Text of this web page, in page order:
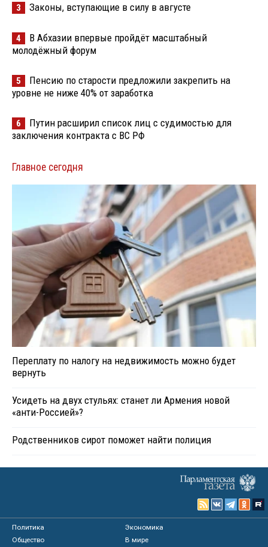
3 Законы, вступающие в силу в августе
4
В Абхазии впервые пройдёт масштабный
молодёжный форум
5
Пенсию по старости предложили закрепить на
уровне не ниже 40% от заработка
6
Путин расширил список лиц с судимостью для
заключения контракта с ВС РФ
Главное сегодня
Переплату по налогу на недвижимость можно будет
вернуть
Усидеть на двух стульях: станет ли Армения новой
«анти-Россией»?
Родственников сирот поможет найти полиция
Политика
Экономика
Общество
В мире